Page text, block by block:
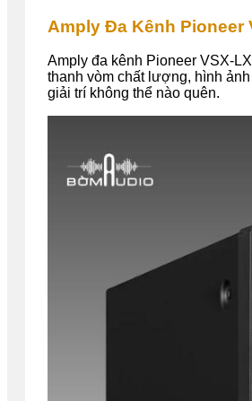
Amply Đa Kênh Pioneer
Amply đa kênh Pioneer VSX-
thanh vòm chất lượng, hình
giải trí không thể nào quên.